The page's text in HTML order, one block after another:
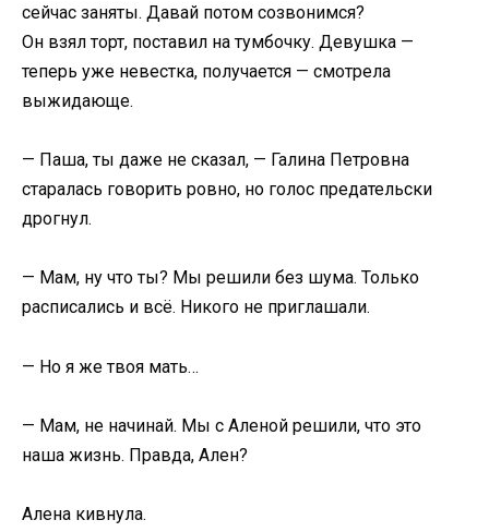
сейчас заняты. Давай потом созвонимся?
Он взял торт, поставил на тумбочку. Девушка —
теперь уже невестка, получается — смотрела
выжидающе.
— Паша, ты даже не сказал, — Галина Петровна
старалась говорить ровно, но голос предательски
дрогнул.
— Мам, ну что ты? Мы решили без шума. Только
расписались и всё. Никого не приглашали.
— Но я же твоя мать…
— Мам, не начинай. Мы с Аленой решили, что это
наша жизнь. Правда, Ален?
Алена кивнула.